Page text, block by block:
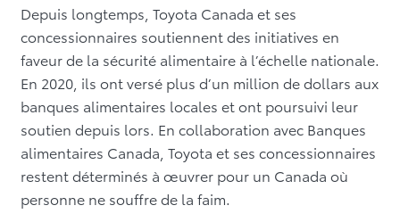
Depuis longtemps, Toyota Canada et ses
concessionnaires soutiennent des initiatives en
faveur de la sécurité alimentaire à l’échelle nationale.
En 2020, ils ont versé plus d’un million de dollars aux
banques alimentaires locales et ont poursuivi leur
soutien depuis lors. En collaboration avec Banques
alimentaires Canada, Toyota et ses concessionnaires
restent déterminés à œuvrer pour un Canada où
personne ne souffre de la faim.